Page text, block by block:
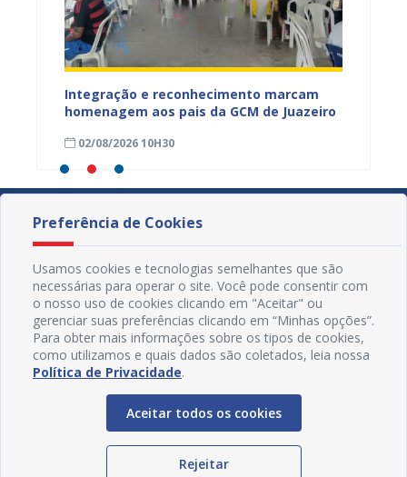
Integração e reconhecimento marcam
homenagem aos pais da GCM de Juazeiro
02/08/2026 10H30
Preferência de Cookies
Usamos cookies e tecnologias semelhantes que são
necessárias para operar o site. Você pode consentir com
o nosso uso de cookies clicando em "Aceitar" ou
gerenciar suas preferências clicando em “Minhas opções”.
Para obter mais informações sobre os tipos de cookies,
como utilizamos e quais dados são coletados, leia nossa
Política de Privacidade.
Aceitar todos os cookies
Rejeitar